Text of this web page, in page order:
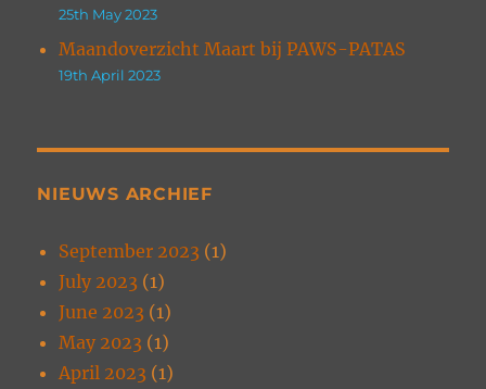
25th May 2023
Maandoverzicht Maart bij PAWS-PATAS
19th April 2023
NIEUWS ARCHIEF
September 2023 (1)
July 2023 (1)
June 2023 (1)
May 2023 (1)
April 2023 (1)